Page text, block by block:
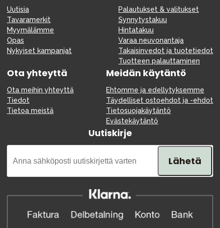
Uutisia
Tavaramerkit
Myymälämme
Opas
Nykyiset kampanjat
Palautukset & valitukset
Synnytystakuu
Hintatakuu
Varaa neuvonantaja
Takaisinvedot ja tuotetiedot
Tuotteen palauttaminen
Ota yhteyttä
Ota meihin yhteyttä
Tiedot
Tietoa meistä
Meidän käytäntö
Ehtomme ja edellytyksemme
Täydelliset ostoehdot ja -ehdot
Tietosuojakäytäntö
Evästekäytäntö
Uutiskirje
Lähetä